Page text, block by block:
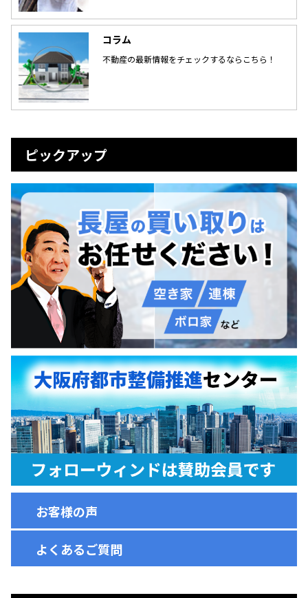
コラム
不動産の最新情報をチェックするならこちら！
ピックアップ
お客様の声
よくあるご質問